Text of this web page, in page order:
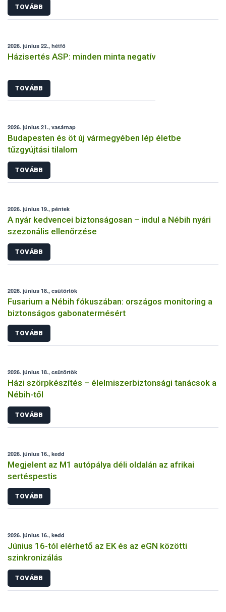
TOVÁBB
2026. június 22., hétfő
Házisertés ASP: minden minta negatív
TOVÁBB
2026. június 21., vasárnap
Budapesten és öt új vármegyében lép életbe
tűzgyújtási tilalom
TOVÁBB
2026. június 19., péntek
A nyár kedvencei biztonságosan – indul a Nébih nyári
szezonális ellenőrzése
TOVÁBB
2026. június 18., csütörtök
Fusarium a Nébih fókuszában: országos monitoring a
biztonságos gabonatermésért
TOVÁBB
2026. június 18., csütörtök
Házi szörpkészítés – élelmiszerbiztonsági tanácsok a
Nébih-től
TOVÁBB
2026. június 16., kedd
Megjelent az M1 autópálya déli oldalán az afrikai
sertéspestis
TOVÁBB
2026. június 16., kedd
Június 16-tól elérhető az EK és az eGN közötti
szinkronizálás
TOVÁBB